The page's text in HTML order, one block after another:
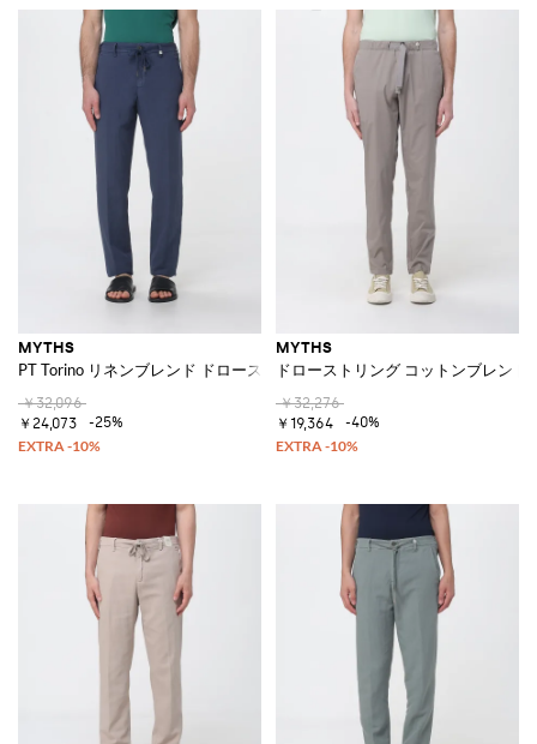
MYTHS
PT Torino リネンブレンド ドローストリングパンツ
￥32,096
￥24,073
-25%
MYTHS
ドローストリング コットンブレンド
￥32,276
￥19,364
-40%